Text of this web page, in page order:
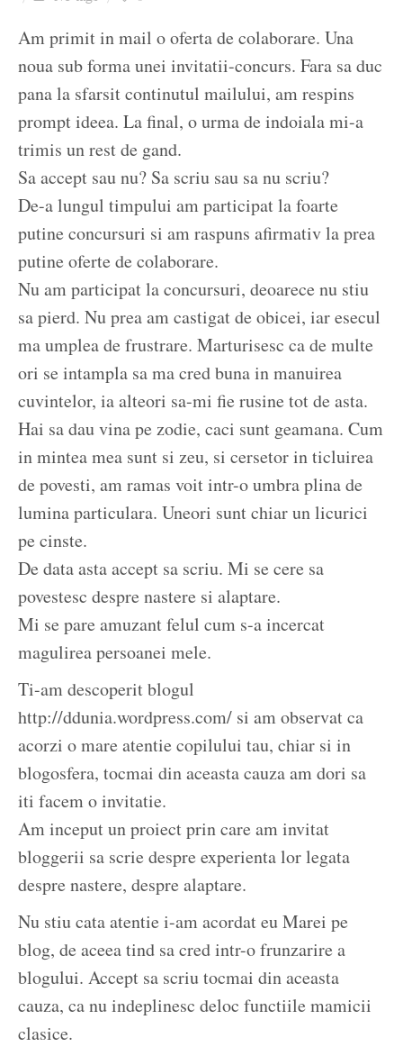
Am primit in mail o oferta de colaborare. Una
noua sub forma unei invitatii-concurs. Fara sa duc
pana la sfarsit continutul mailului, am respins
prompt ideea. La final, o urma de indoiala mi-a
trimis un rest de gand.
Sa accept sau nu? Sa scriu sau sa nu scriu?
De-a lungul timpului am participat la foarte
putine concursuri si am raspuns afirmativ la prea
putine oferte de colaborare.
Nu am participat la concursuri, deoarece nu stiu
sa pierd. Nu prea am castigat de obicei, iar esecul
ma umplea de frustrare. Marturisesc ca de multe
ori se intampla sa ma cred buna in manuirea
cuvintelor, ia alteori sa-mi fie rusine tot de asta.
Hai sa dau vina pe zodie, caci sunt geamana. Cum
in mintea mea sunt si zeu, si cersetor in ticluirea
de povesti, am ramas voit intr-o umbra plina de
lumina particulara. Uneori sunt chiar un licurici
pe cinste.
De data asta accept sa scriu. Mi se cere sa
povestesc despre nastere si alaptare.
Mi se pare amuzant felul cum s-a incercat
magulirea persoanei mele.
Ti-am descoperit blogul
http://ddunia.wordpress.com/ si am observat ca
acorzi o mare atentie copilului tau, chiar si in
blogosfera, tocmai din aceasta cauza am dori sa
iti facem o invitatie.
Am inceput un proiect prin care am invitat
bloggerii sa scrie despre experienta lor legata
despre nastere, despre alaptare.
Nu stiu cata atentie i-am acordat eu Marei pe
blog, de aceea tind sa cred intr-o frunzarire a
blogului. Accept sa scriu tocmai din aceasta
cauza, ca nu indeplinesc deloc functiile mamicii
clasice.